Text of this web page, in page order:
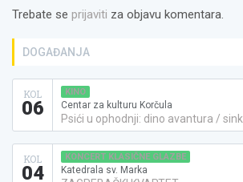
Trebate se prijaviti za objavu komentara.
DOGAĐANJA
KOL
06
KINO
Centar za kulturu Korčula
Psići u ophodnji: dino avantura / sink
KOL
04
KONCERT KLASIČNE GLAZBE
Katedrala sv. Marka